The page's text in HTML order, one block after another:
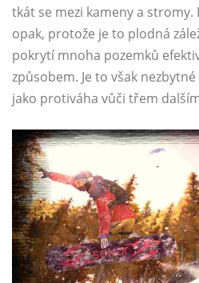
tkát se mezi kameny a
opak, protože je to plodná
pokrytí mnoha pozemků
způsobem. Je to však
jako protiváha vůči třem